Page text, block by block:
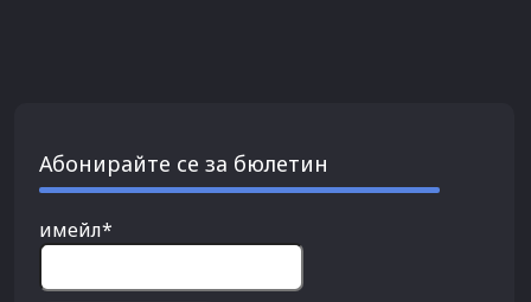
Абонирайте се за бюлетин
имейл*